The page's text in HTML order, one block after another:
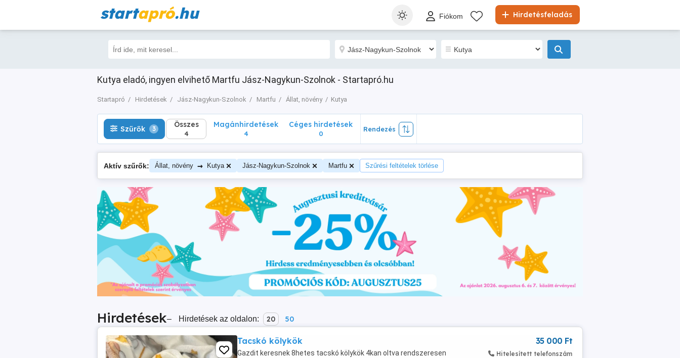
startapró.hu Hirdetésfeladás
Fiókom
Kutya eladó, ingyen elvihető Martfu Jász-Nagykun-Szolnok - Startapró.hu
Startapró Hirdetések Jász-Nagykun-Szolnok Martfu Állat, növény Kutya
Szűrők 3 Összes
4
Szűrők 3 Összes
4
Magánhirdetések
4
Céges hirdetések
0
Rendezés
Aktív szűrők: Állat, növény → Kutya Jász-Nagykun-Szolnok Martfu Szűrési feltételek törlése
Hirdetések– Hirdetések az oldalon: 20 50
Tacskó kölykök
Gazdit keresnek 8hetes tacskó kölykök 4kan oltva rendszeresen
35 000 Ft
Hitelesített telefonszám